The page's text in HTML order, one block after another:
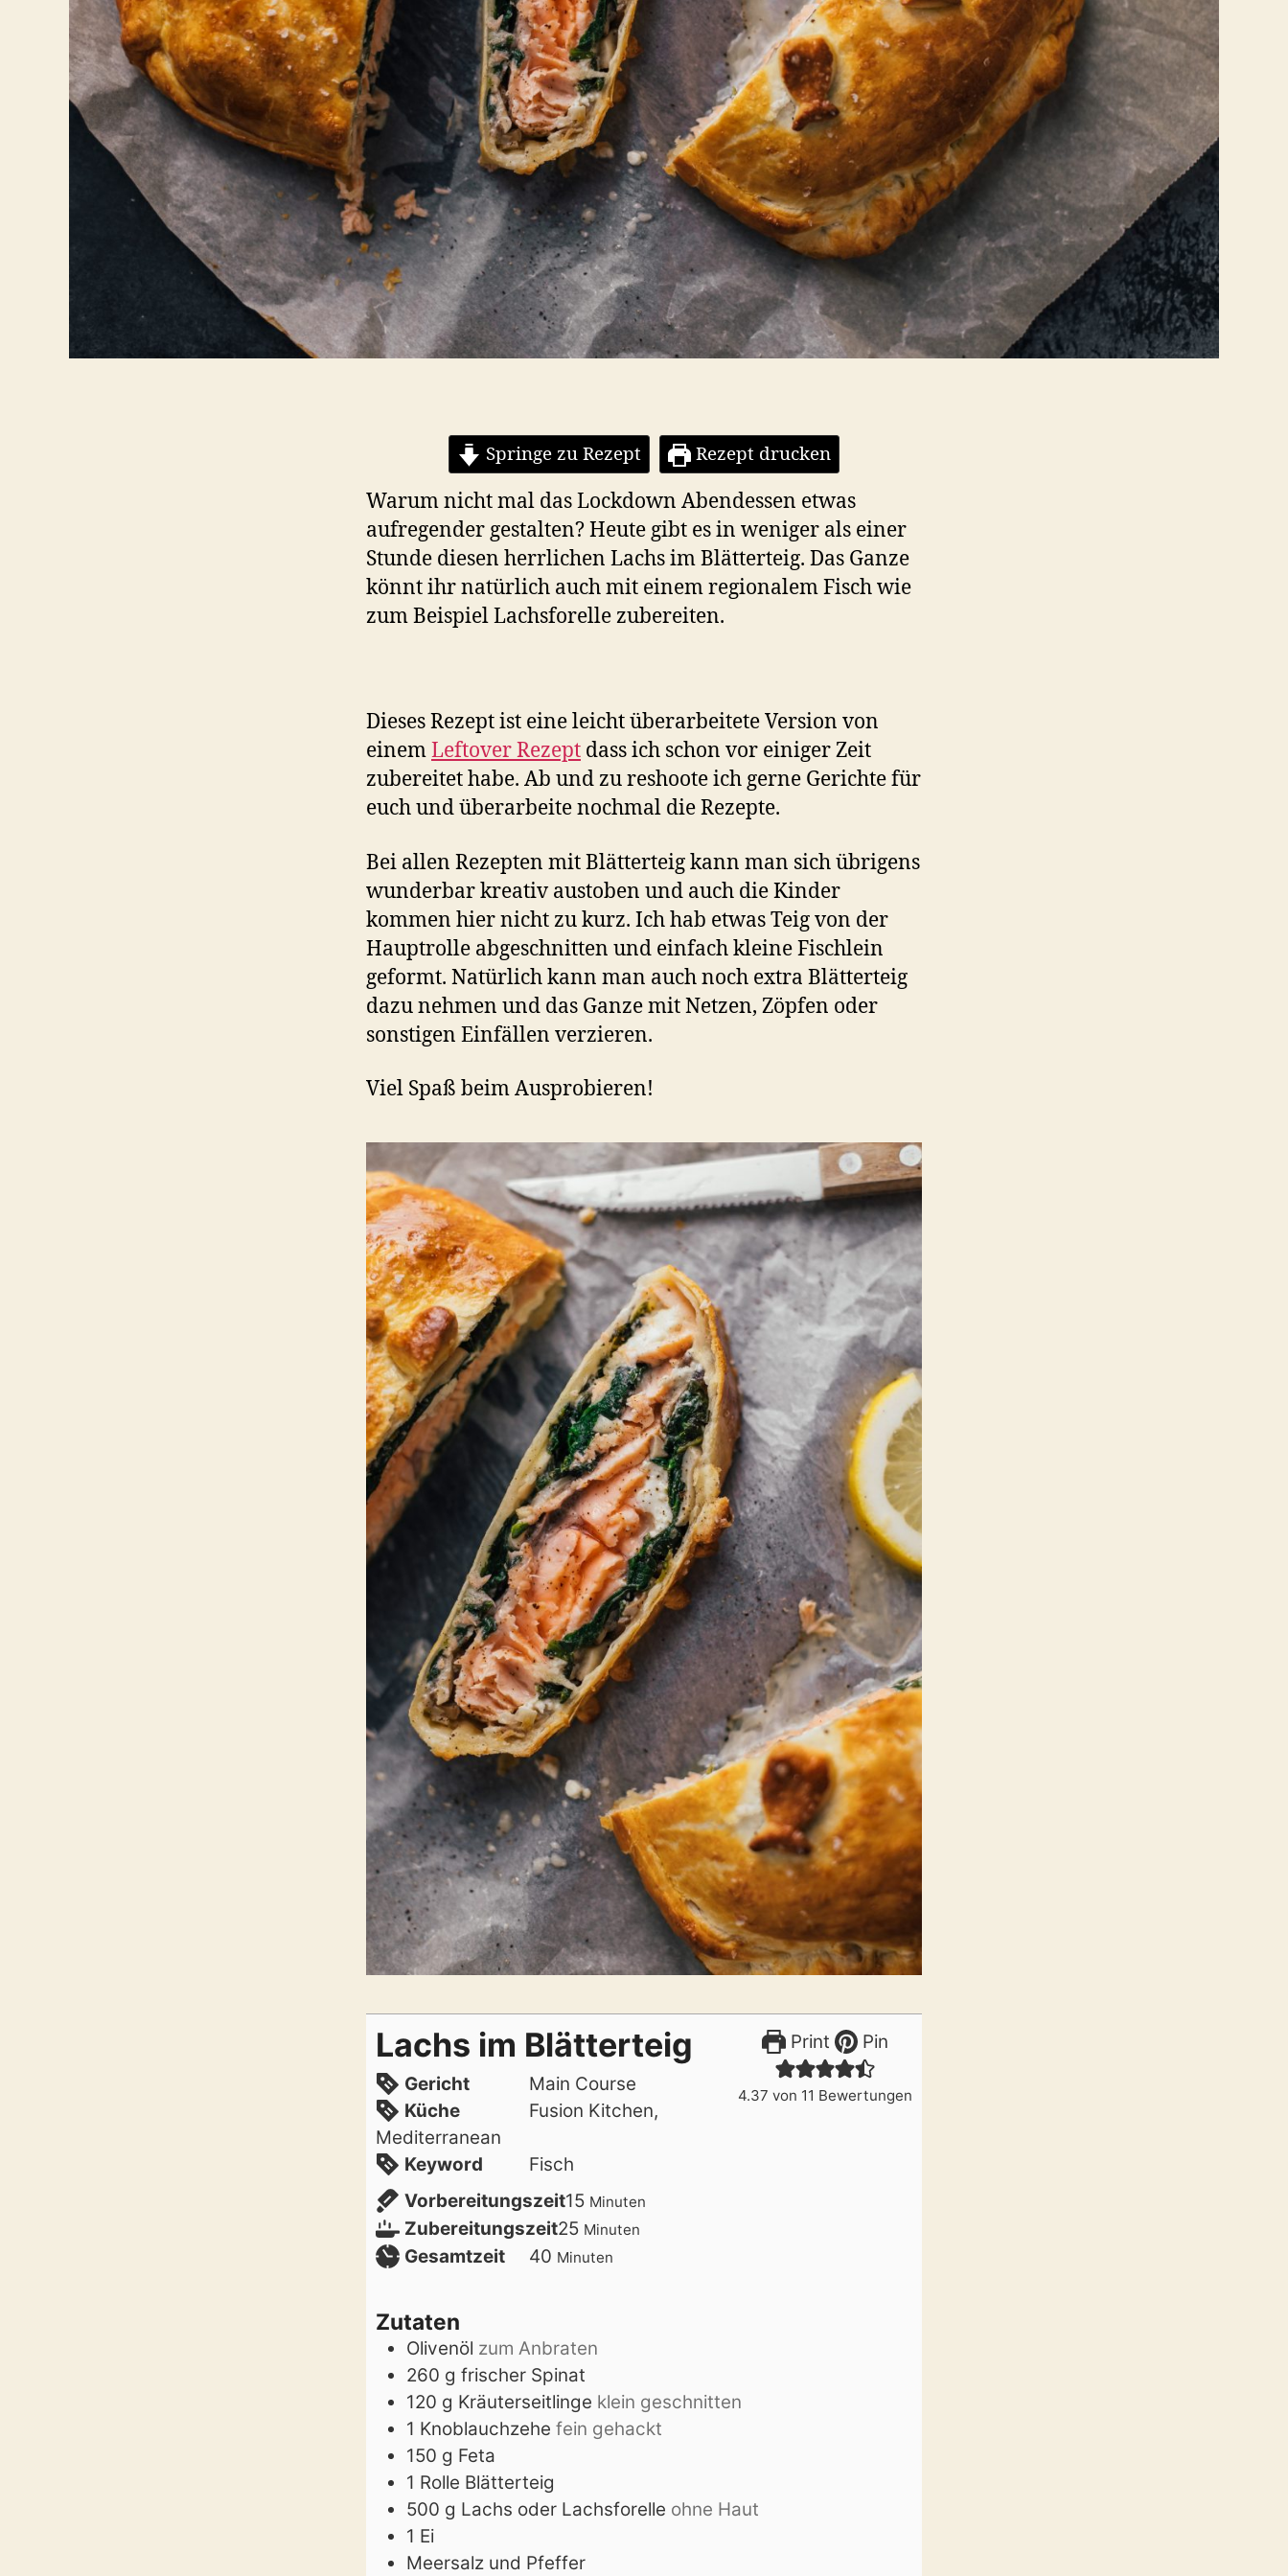
Springe zu Rezept Rezept drucken
Warum nicht mal das Lockdown Abendessen etwas
aufregender gestalten? Heute gibt es in weniger als einer
Stunde diesen herrlichen Lachs im Blätterteig. Das Ganze
könnt ihr natürlich auch mit einem regionalem Fisch wie
zum Beispiel Lachsforelle zubereiten.
Dieses Rezept ist eine leicht überarbeitete Version von
einemLeftover Rezept dass ich schon vor einiger Zeit
zubereitet habe. Ab und zu reshoote ich gerne Gerichte für
euch und überarbeite nochmal die Rezepte.
Bei allen Rezepten mit Blätterteig kann man sich übrigens
wunderbar kreativ austoben und auch die Kinder
kommen hier nicht zu kurz. Ich hab etwas Teig von der
Hauptrolle abgeschnitten und einfach kleine Fischlein
geformt. Natürlich kann man auch noch extra Blätterteig
dazu nehmen und das Ganze mit Netzen, Zöpfen oder
sonstigen Einfällen verzieren.
Viel Spaß beim Ausprobieren!
Print Pin
4.37 von 11 Bewertungen
Lachs im Blätterteig
Gericht
Main Course
Küche
Fusion Kitchen,
Mediterranean
Keyword
Fisch
Vorbereitungszeit15Minuten
Minuten
Zubereitungszeit25Minuten
Minuten
Gesamtzeit 40Minuten
Minuten
Zutaten
Olivenöl zum Anbraten
260 g frischer Spinat
120 g Kräuterseitlinge klein geschnitten
1 Knoblauchzehe fein gehackt
150 g Feta
1 Rolle Blätterteig
500 g Lachs oder Lachsforelle ohne Haut
1 Ei
Meersalz und Pfeffer